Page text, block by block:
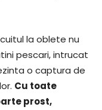
la oblete nu
pescari, intrucat
o captura de
Cu toate
prost,